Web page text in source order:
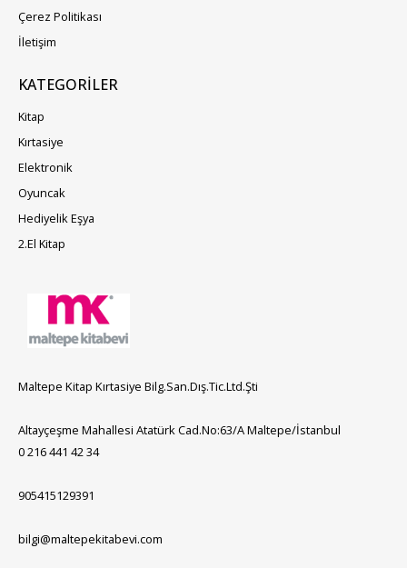
Çerez Politikası
İletişim
KATEGORILER
Kitap
Kırtasiye
Elektronik
Oyuncak
Hediyelik Eşya
2.El Kitap
Maltepe Kitap Kırtasiye Bilg.San.Dış.Tic.Ltd.Şti
Altayçeşme Mahallesi Atatürk Cad.No:63/A Maltepe/İstanbul
0 216 441 42 34
905415129391
bilgi@maltepekitabevi.com